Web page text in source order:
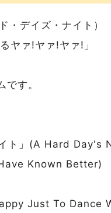
デイズ・ナイト）
ヤァ!ヤァ!ヤァ!」
です。
ト」(A Hard Day's
Known Better)
Just To Dance